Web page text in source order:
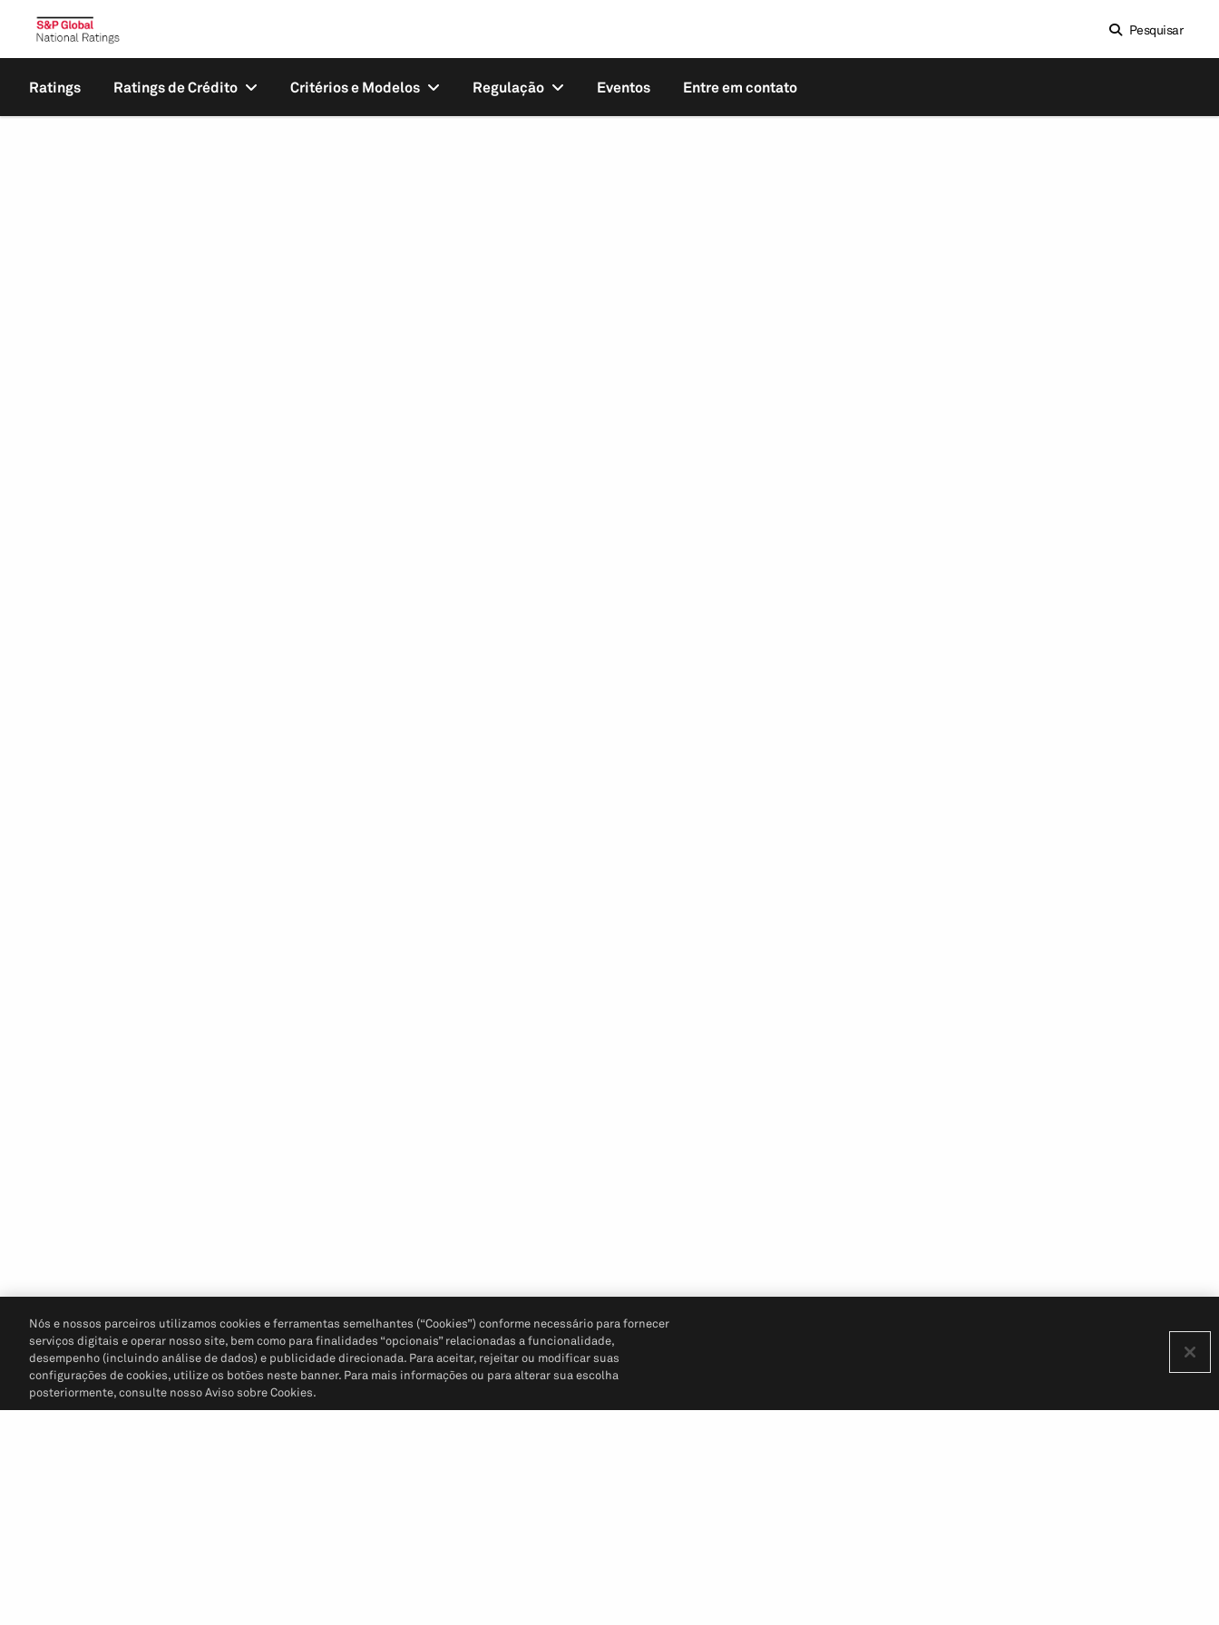
Pesquisar
Ratings Ratings de Crédito Critérios e Modelos Regulação Eventos Entre em contato
Nós e nossos parceiros utilizamos cookies e ferramentas semelhantes (“Cookies”) conforme necessário para fornecer
serviços digitais e operar nosso site, bem como para finalidades “opcionais” relacionadas a funcionalidade,
desempenho (incluindo análise de dados) e publicidade direcionada. Para aceitar, rejeitar ou modificar suas
configurações de cookies, utilize os botões neste banner. Para mais informações ou para alterar sua escolha
posteriormente, consulte nosso Aviso sobre Cookies.